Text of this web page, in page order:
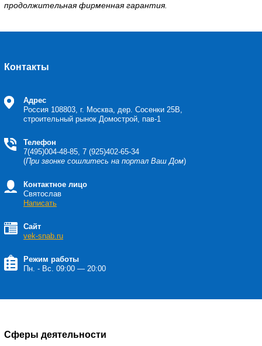
продолжительная фирменная гарантия.
Контакты
Адрес
Россия 108803, г. Москва, дер. Сосенки 25В,
строительный рынок Домострой, пав-1
Телефон
7(495)004-48-85, 7 (925)402-65-34
(При звонке сошлитесь на портал Ваш Дом)
Контактное лицо
Святослав
Написать
Сайт
vek-snab.ru
Режим работы
Пн. - Вс. 09:00 — 20:00
Сферы деятельности